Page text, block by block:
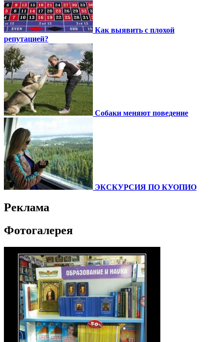
Как выявить с плохой
репутацией?
Собаки меняют поведение
ЭКСКУРСИЯ ПО КУОПИО
Реклама
Фотогалерея